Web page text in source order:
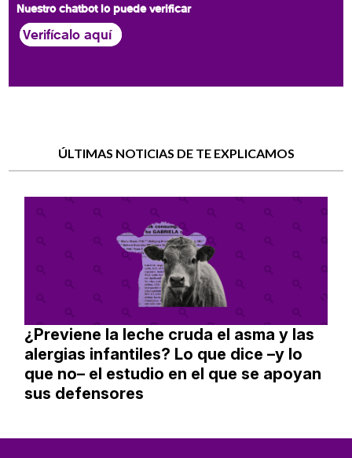
Nuestro chatbot lo puede verificar
Verifícalo aquí
ÚLTIMAS NOTICIAS DE TE EXPLICAMOS
¿Previene la leche cruda el asma y las
alergias infantiles? Lo que dice –y lo
que no– el estudio en el que se apoyan
sus defensores